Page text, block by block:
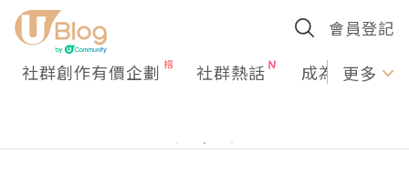
會員登記
社群創作有價企劃 社群熱話 成為U更多